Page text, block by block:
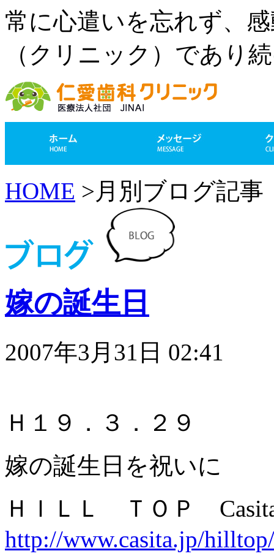
常に心遣いを忘れず、
（クリニック）であり
HOME >月別ブログ記事
嫁の誕生日
2007年3月31日 02:41
Ｈ１９．３．２９
嫁の誕生日を祝いに
ＨＩＬＬ ＴＯＰ
http://www.casita.jp/